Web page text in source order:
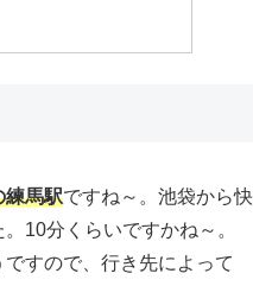
練馬駅ですね～。池袋から快
10分くらいですかね～。
すので、行き先によって